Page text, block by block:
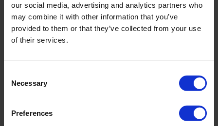
our social media, advertising and analytics partners who
may combine it with other information that you’ve
provided to them or that they’ve collected from your use
of their services.
Selection
Necessary
Preferences
Graszodenmonsterboor
Roestvrij staal, ijzer